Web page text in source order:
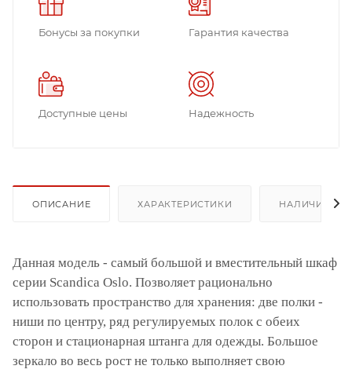
Бонусы за покупки Гарантия качества
Доступные цены Надежность
ОПИСАНИЕ ХАРАКТЕРИСТИКИ НАЛИЧИЕ
Данная модель - самый большой и вместительный шкаф
серии Scandica Oslo. Позволяет рационально
использовать пространство для хранения: две полки -
ниши по центру, ряд регулируемых полок с обеих
сторон и стационарная штанга для одежды. Большое
зеркало во весь рост не только выполняет свою